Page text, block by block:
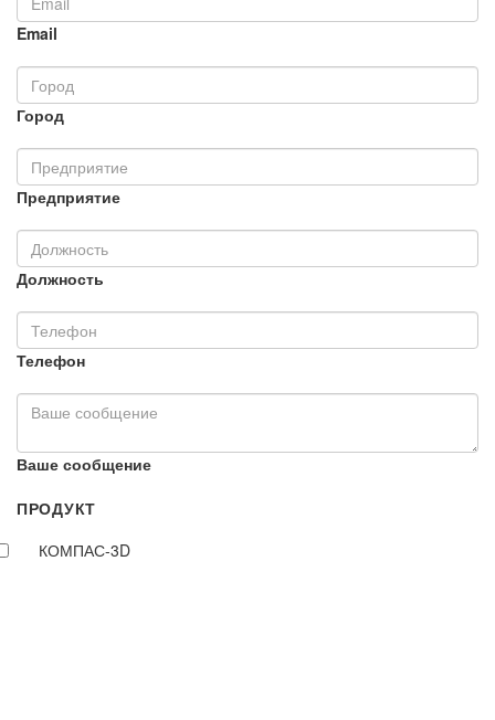
Email
Город
Предприятие
Должность
Телефон
Ваше сообщение
ПРОДУКТ
КОМПАС-3D